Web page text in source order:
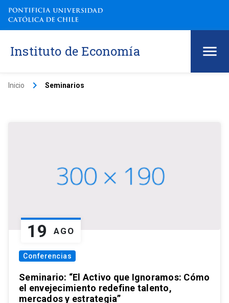
Instituto de Economía
Inicio keyboard_arrow_right Seminarios
19 AGO
Conferencias
Seminario: “El Activo que Ignoramos: Cómo
el envejecimiento redefine talento,
mercados y estrategia”